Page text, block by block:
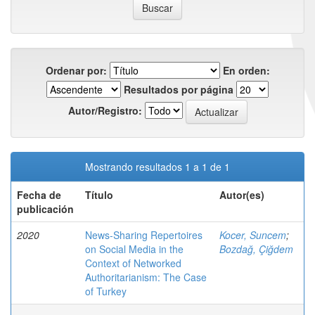
Ordenar por:
En orden:
Resultados por página
Autor/Registro:
Mostrando resultados 1 a 1 de 1
Fecha de
publicación
Título Autor(es)
2020
News-Sharing Repertoires
on Social Media in the
Context of Networked
Authoritarianism: The Case
of Turkey
Kocer, Suncem;
Bozdağ, Çiğdem